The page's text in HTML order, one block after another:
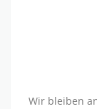
Wir bleiben